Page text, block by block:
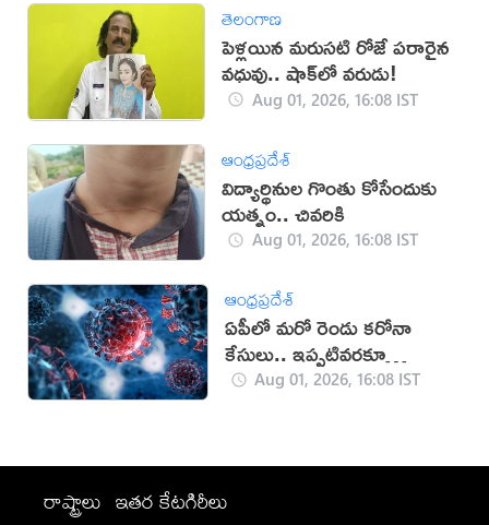
తెలంగాణ
పెళ్లయిన మరుసటి రోజే పరారైన
వధువు.. షాక్‌లో వరుడు!
Aug 01, 2026, 16:08 IST
ఆంధ్రప్రదేశ్
విద్యార్థినుల గొంతు కోసేందుకు
యత్నం.. చివరికి
Aug 01, 2026, 16:08 IST
ఆంధ్రప్రదేశ్
ఏపీలో మరో రెండు కరోనా
కేసులు.. ఇప్పటివరకూ
ఎన్నంటే?
Aug 01, 2026, 16:08 IST
రాష్ట్రాలు ఇతర కేటగిరీలు